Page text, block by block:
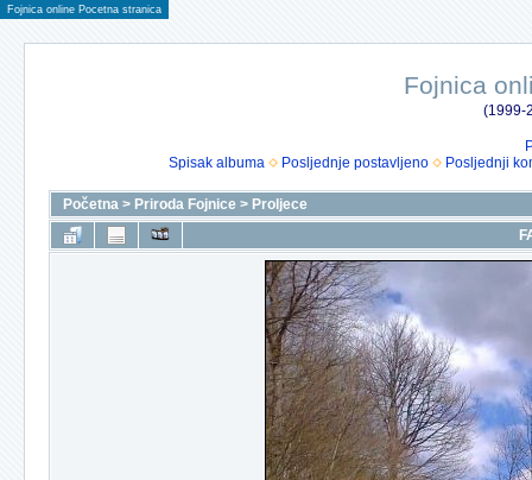
Fojnica online Pocetna stranica
Fojnica
(1999-
Spisak albuma
Posljednje postavljeno Posljednji
Početna > Priroda Fojnice > Proljece